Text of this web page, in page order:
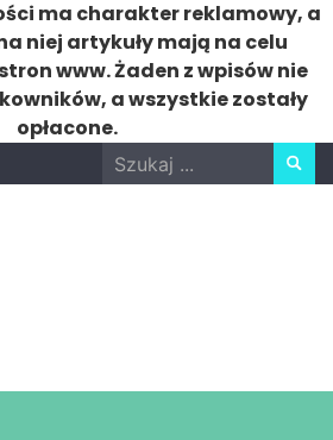
ma charakter reklamowy, a
niej artykuły mają na celu
www. Żaden z wpisów nie
a wszystkie zostały
opłacone.
Search
for: